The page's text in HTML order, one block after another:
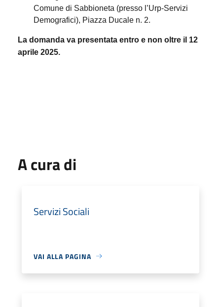
Comune di Sabbioneta (presso l’Urp-Servizi
Demografici), Piazza Ducale n. 2.
La domanda va presentata entro e non oltre il 12
aprile 2025.
A cura di
Servizi Sociali
VAI ALLA PAGINA